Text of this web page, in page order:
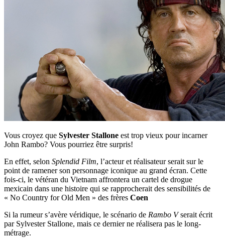
Vous croyez que Sylvester Stallone est trop vieux pour incarner
John Rambo? Vous pourriez être surpris!
En effet, selon Splendid Film, l’acteur et réalisateur serait sur le
point de ramener son personnage iconique au grand écran. Cette
fois-ci, le vétéran du Vietnam affrontera un cartel de drogue
mexicain dans une histoire qui se rapprocherait des sensibilités de
« No Country for Old Men » des frères Coen
Si la rumeur s’avère véridique, le scénario de Rambo Vserait écrit
par Sylvester Stallone, mais ce dernier ne réalisera pas le long-
métrage.